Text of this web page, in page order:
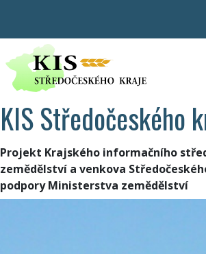
KIS Středočeského
Projekt Krajského informačního
zemědělství a venkova
podpory Ministerstva zemědělství